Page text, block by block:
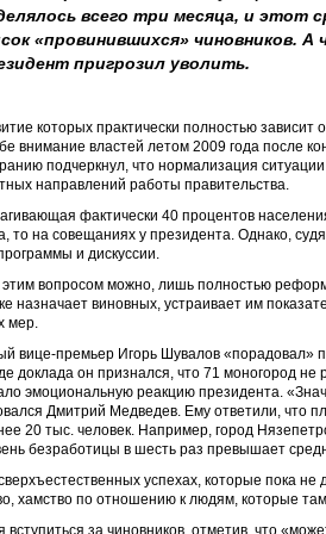
всего три месяца, и этот
«провинившихся» чиновников.
пригрозил уволить.
которых практически полностью зависит
внимание властей летом 2009 года после
подчеркнул, что нормализация
направлений работы правительства.
фактически 40 процентов
то на совещаниях у президента. Однако,
и дискуссии.
вопросом можно, лишь полностью
назначает виновных, устраивает им
мер.
вице-премьер Игорь Шувалов «порадовал»
доклада он признался, что 71 моногород
эмоциональную реакцию президента.
Дмитрий Медведев. Ему ответили, что
20 тыс. человек. Например, город
безработицы в шесть раз превышает
успехах, которые пока
хамство по отношению к людям, которые
за чиновников, отметив, что